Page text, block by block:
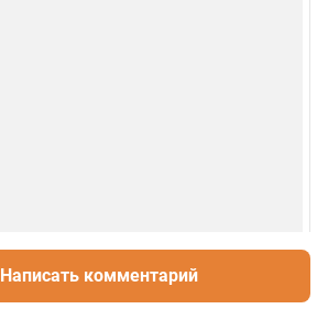
Написать комментарий